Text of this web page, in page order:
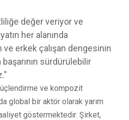
değer veriyor ve
her alanında
ve erkek çalışan dengesinin
sürdürülebilir
ve kompozit
global bir aktör olarak yarım
göstermektedir. Şirket,